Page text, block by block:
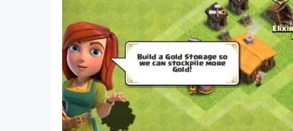
互動與動作感十足的環境
狙擊槍射擊任務
基於AI的進階敵人：挑戰是真實的
如果沒有Wi-Fi，您也可以免費玩此離線遊